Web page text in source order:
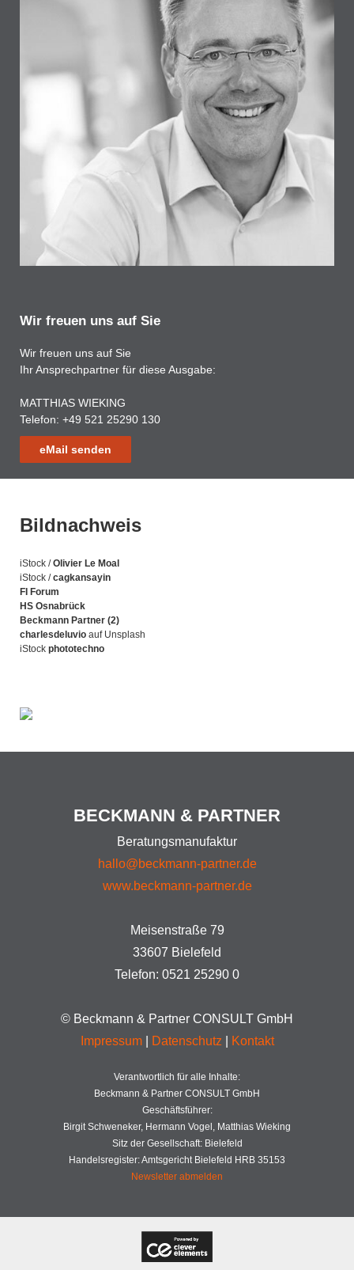
Wir freuen uns auf Sie
Wir freuen uns auf Sie
Ihr Ansprechpartner für diese Ausgabe:
MATTHIAS WIEKING
Telefon: +49 521 25290 130
eMail senden
Bildnachweis
iStock /Olivier Le Moal
iStock /cagkansayin
FI Forum
HS Osnabrück
Beckmann Partner (2)
charlesdeluvio auf Unsplash
iStock phototechno
BECKMANN & PARTNER
Beratungsmanufaktur
hallo@beckmann-partner.de
www.beckmann-partner.de
Meisenstraße 79
33607 Bielefeld
Telefon: 0521 25290 0
© Beckmann & Partner CONSULT GmbH
Impressum| Datenschutz Kontakt
Verantwortlich für alle Inhalte:
Beckmann & Partner CONSULT GmbH
Geschäftsführer:
Birgit Schweneker, Hermann Vogel, Matthias Wieking
Sitz der Gesellschaft: Bielefeld
Handelsregister: Amtsgericht Bielefeld HRB 35153
Newsletter abmelden